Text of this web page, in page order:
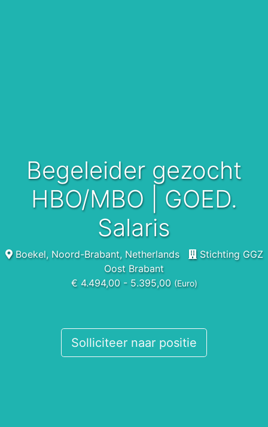
Begeleider gezocht
HBO/MBO | GOED.
Salaris
Boekel, Noord-Brabant, Netherlands
Stichting GGZ
Oost Brabant
€ 4.494,00 - 5.395,00 (Euro)
Solliciteer naar positie